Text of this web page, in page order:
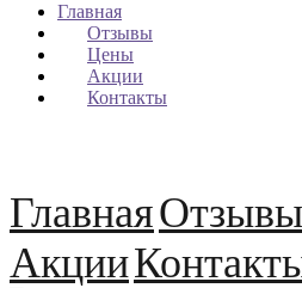
Главная
Отзывы
Цены
Акции
Контакты
ГлавнаяОтзывы
Акции